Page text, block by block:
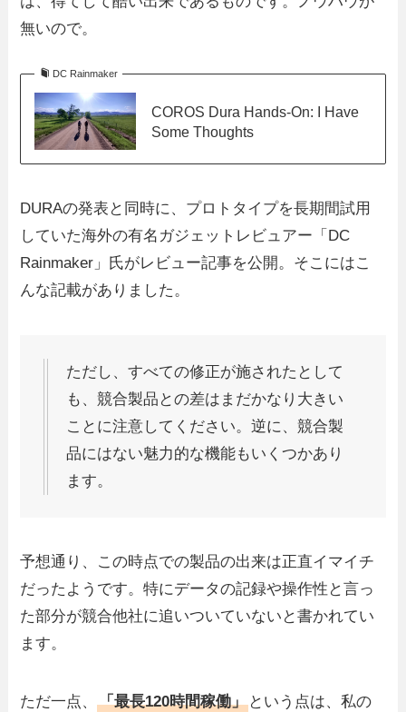
無いので。
DC Rainmaker
COROS Dura Hands-On: I Have
Some Thoughts
DURAの発表と同時に、プロトタイプを長期間試用
していた海外の有名ガジェットレビュアー「DC
Rainmaker」氏がレビュー記事を公開。そこにはこ
んな記載がありました。
ただし、すべての修正が施されたとして
も、競合製品との差はまだかなり大きい
ことに注意してください。逆に、競合製
品にはない魅力的な機能もいくつかあり
ます。
予想通り、この時点での製品の出来は正直イマイチ
だったようです。特にデータの記録や操作性と言っ
た部分が競合他社に追いついていないと書かれてい
ます。
ただ一点、「最長120時間稼働」 という点は、私の